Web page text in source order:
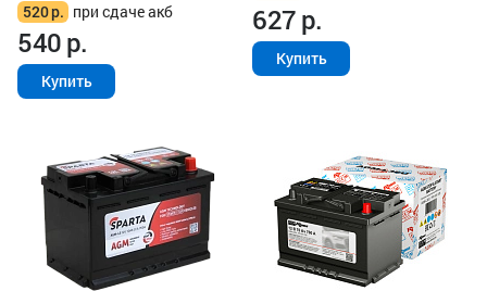
520р. при сдаче акб
540р.
Купить
627р.
Купить